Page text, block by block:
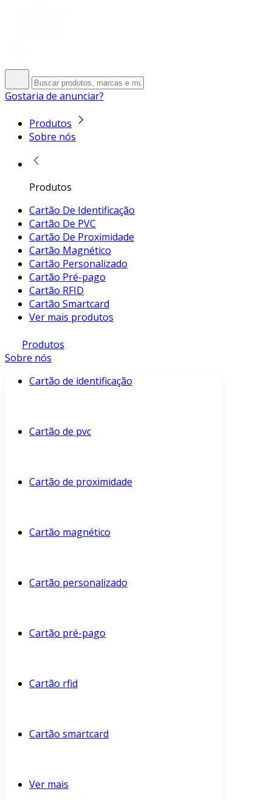
Gostaria de anunciar?
Produtos
Sobre nós
Produtos
Cartão De Identificação
Cartão De PVC
Cartão De Proximidade
Cartão Magnético
Cartão Personalizado
Cartão Pré-pago
Cartão RFID
Cartão Smartcard
Ver mais produtos
Produtos
Sobre nós
Cartão de identificação
Cartão de pvc
Cartão de proximidade
Cartão magnético
Cartão personalizado
Cartão pré-pago
Cartão rfid
Cartão smartcard
Ver mais